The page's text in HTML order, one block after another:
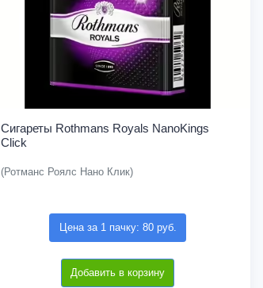
Сигареты Rothmans Royals NanoKings
Click
(Ротманс Роялс Нано Клик)
Цена за 1 пачку: 80 руб.
Добавить в корзину